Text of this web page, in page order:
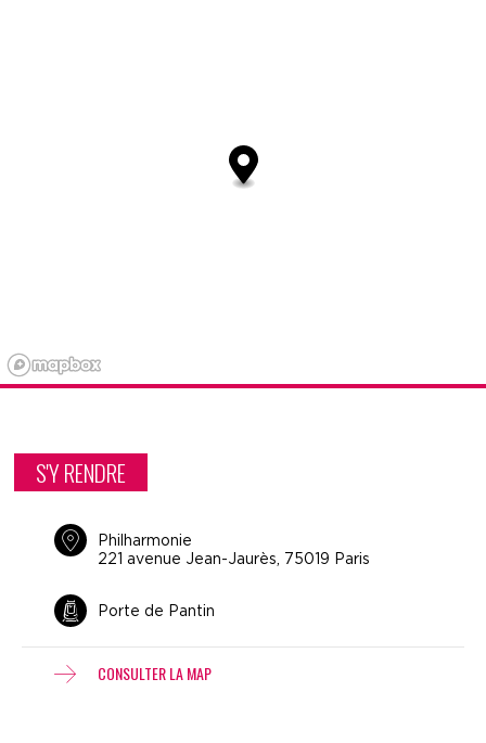
S'Y RENDRE
Philharmonie
221 avenue Jean-Jaurès, 75019 Paris
Porte de Pantin
CONSULTER LA MAP